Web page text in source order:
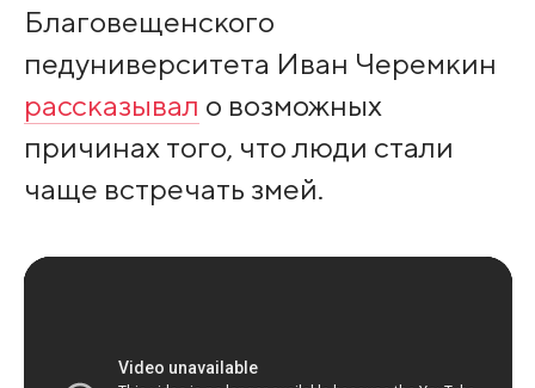
Благовещенского
педуниверситета Иван Черемкин
рассказывал о возможных
причинах того, что люди стали
чаще встречать змей.